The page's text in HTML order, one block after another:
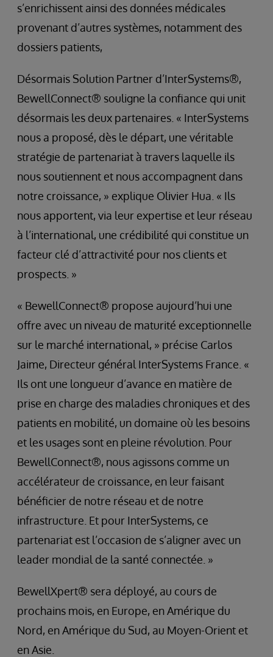
s’enrichissent ainsi des données médicales
provenant d’autres systèmes, notamment des
dossiers patients,
Désormais Solution Partner d’InterSystems®,
BewellConnect® souligne la confiance qui unit
désormais les deux partenaires. « InterSystems
nous a proposé, dès le départ, une véritable
stratégie de partenariat à travers laquelle ils
nous soutiennent et nous accompagnent dans
notre croissance, » explique Olivier Hua. « Ils
nous apportent, via leur expertise et leur réseau
à l’international, une crédibilité qui constitue un
facteur clé d’attractivité pour nos clients et
prospects. »
« BewellConnect® propose aujourd’hui une
offre avec un niveau de maturité exceptionnelle
sur le marché international, » précise Carlos
Jaime, Directeur général InterSystems France. «
Ils ont une longueur d’avance en matière de
prise en charge des maladies chroniques et des
patients en mobilité, un domaine où les besoins
et les usages sont en pleine révolution. Pour
BewellConnect®, nous agissons comme un
accélérateur de croissance, en leur faisant
bénéficier de notre réseau et de notre
infrastructure. Et pour InterSystems, ce
partenariat est l’occasion de s’aligner avec un
leader mondial de la santé connectée. »
BewellXpert® sera déployé, au cours de
prochains mois, en Europe, en Amérique du
Nord, en Amérique du Sud, au Moyen-Orient et
en Asie.